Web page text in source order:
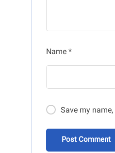
Name*
Save my
Post Comment